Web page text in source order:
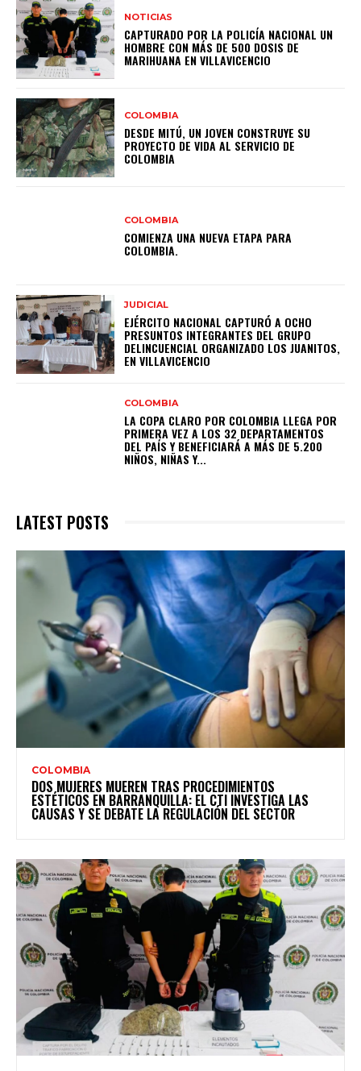
NOTICIAS
CAPTURADO POR LA POLICÍA NACIONAL UN
HOMBRE CON MÁS DE 500 DOSIS DE
MARIHUANA EN VILLAVICENCIO
COLOMBIA
DESDE MITÚ, UN JOVEN CONSTRUYE SU
PROYECTO DE VIDA AL SERVICIO DE
COLOMBIA
COLOMBIA
COMIENZA UNA NUEVA ETAPA PARA
COLOMBIA.
JUDICIAL
EJÉRCITO NACIONAL CAPTURÓ A OCHO
PRESUNTOS INTEGRANTES DEL GRUPO
DELINCUENCIAL ORGANIZADO LOS JUANITOS,
EN VILLAVICENCIO
COLOMBIA
LA COPA CLARO POR COLOMBIA LLEGA POR
PRIMERA VEZ A LOS 32 DEPARTAMENTOS
DEL PAÍS Y BENEFICIARÁ A MÁS DE 5.200
NIÑOS, NIÑAS Y...
LATEST POSTS
COLOMBIA
DOS MUJERES MUEREN TRAS PROCEDIMIENTOS
ESTÉTICOS EN BARRANQUILLA: EL CTI INVESTIGA LAS
CAUSAS Y SE DEBATE LA REGULACIÓN DEL SECTOR